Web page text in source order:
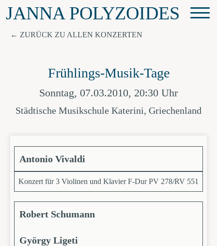
JANNA POLYZOIDES
ZURÜCK ZU ALLEN KONZERTEN
Frühlings-Musik-Tage
Sonntag, 07.03.2010, 20:30 Uhr
Städtische Musikschule Katerini, Griechenland
Antonio Vivaldi
Konzert für 3 Violinen und Klavier F-Dur PV 278/RV 551
Robert Schumann
György Ligeti